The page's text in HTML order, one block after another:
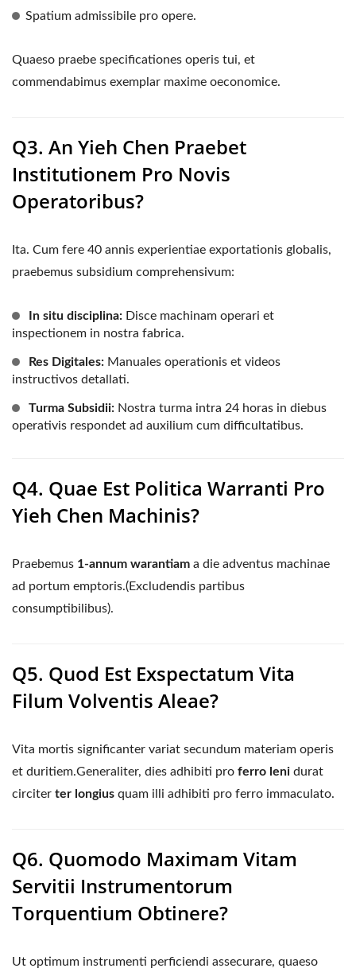
Spatium admissibile pro opere.
Quaeso praebe specificationes operis tui, et
commendabimus exemplar maxime oeconomice.
Q3. An Yieh Chen Praebet
Institutionem Pro Novis
Operatoribus?
Ita. Cum fere 40 annis experientiae exportationis globalis,
praebemus subsidium comprehensivum:
In situ disciplina: Disce machinam operari et
inspectionem in nostra fabrica.
Res Digitales: Manuales operationis et videos
instructivos detallati.
Turma Subsidii: Nostra turma intra 24 horas in diebus
operativis respondet ad auxilium cum difficultatibus.
Q4. Quae Est Politica Warranti Pro
Yieh Chen Machinis?
Praebemus 1-annum warantiam a die adventus machinae
ad portum emptoris.(Excludendis partibus
consumptibilibus).
Q5. Quod Est Exspectatum Vita
Filum Volventis Aleae?
Vita mortis significanter variat secundum materiam operis
et duritiem.Generaliter, dies adhibiti pro ferro leni durat
circiter ter longius quam illi adhibiti pro ferro immaculato.
Q6. Quomodo Maximam Vitam
Servitii Instrumentorum
Torquentium Obtinere?
Ut optimum instrumenti perficiendi assecurare, quaeso